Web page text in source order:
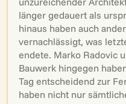
länger gedauert als
hinaus haben auch
vernachlässigt, was
endete. Marko Radovic
Bauwerk hingegen
Tag entscheidend zur
haben nicht nur